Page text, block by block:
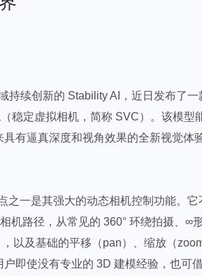
持续创新的 Stability AI，近日发布了
稳定虚拟相机，简称 SVC）。该模型
具有逼真深度和视角效果的全新视觉体
之一是其强大的动态相机控制功能。
机路径，从常见的 360° 环绕拍摄、∞
，以及基础的平移（pan）、缩放（
户即使没有专业的 3D 建模经验，也可